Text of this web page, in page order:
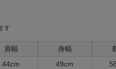
す
肩幅 身幅
44cm 49cm